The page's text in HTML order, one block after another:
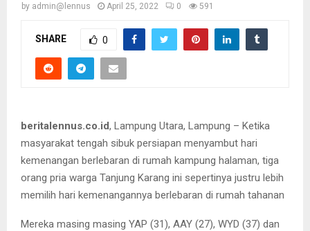
by admin@lennus April 25, 2022 0 591
SHARE 0
beritalennus.co.id, Lampung Utara, Lampung – Ketika
masyarakat tengah sibuk persiapan menyambut hari
kemenangan berlebaran di rumah kampung halaman, tiga
orang pria warga Tanjung Karang ini sepertinya justru lebih
memilih hari kemenangannya berlebaran di rumah tahanan
Mereka masing masing YAP (31), AAY (27), WYD (37) dan